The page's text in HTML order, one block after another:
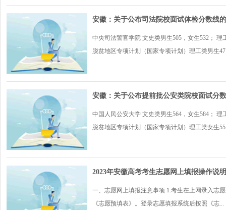
安徽：关于公布司法院校面试体检分数线
中央司法警官学院 文史类男生505，女生532；
脱贫地区专项计划（国家专项计划）理工类男生
安徽：关于公布提前批公安类院校面试分
中国人民公安大学 文史类男生564，女生584；
脱贫地区专项计划（国家专项计划）理工类女生
2023年安徽高考考生志愿网上填报操作说明
一、志愿网上填报注意事项 1.考生在上网录入志
《志愿预填表》。登录志愿填报系统后按照《志...